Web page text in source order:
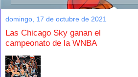
domingo, 17 de octubre de 2021
Las Chicago Sky ganan el
campeonato de la WNBA